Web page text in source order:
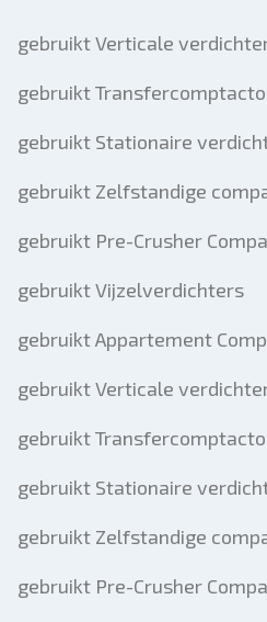
gebruikt Verticale
gebruikt
gebruikt Stationaire
gebruikt Zelfstandige
gebruikt Pre-Crusher
gebruikt Vijzelverdichters
gebruikt Appartement
gebruikt Verticale
gebruikt
gebruikt Stationaire
gebruikt Zelfstandige
gebruikt Pre-Crusher